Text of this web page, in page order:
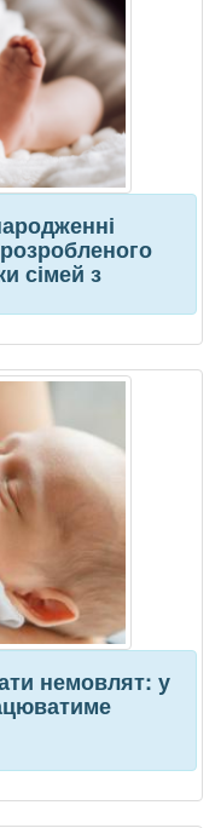
сімей з
немовлят: у